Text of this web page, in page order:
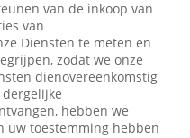
van de inkoop van
van
Diensten te meten en
zodat we onze
dienovereenkomstig
hebben we
uw toestemming hebben